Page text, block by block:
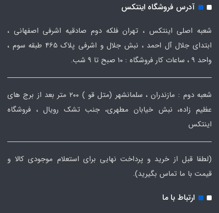
آدرس فروشگاه اینتکس
شعبه اصلی اینتکس ، تهران فلکه دوم صادقیه اشرفی اصفهانی ،
ابتدای جلال آل احمد ، نبش جلال و اشرفی پلاک 465 طبقه سوم ،
واحد ۹ ، ساعات کار فروشگاه : ۱۰ صبح تا ۹ شب.
شعبه دوم : مازندران ، سلمانشهر (متل قو ) ۲۰۰ متر بعد از برج های
عظیم زاده، نبش خیابان مطهری، جنب تشک رویال ، فروشگاه
اینتکس
(لطفا قبل از خرید و پرداخت نهایی برای استعلام موجودی کالا و
قیمت با ما تماس بگیرید).
ارتباط با ما